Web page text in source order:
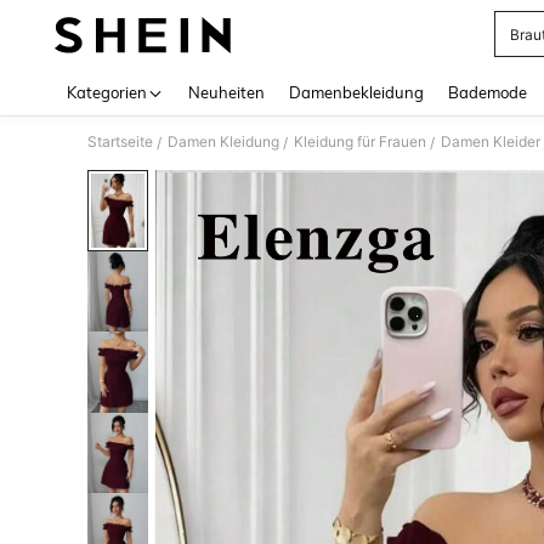
Kategorien Neuheiten Damenbekleidung Bademode
Startseite / Damen Kleidung / Kleidung für Frauen / Damen Kleider